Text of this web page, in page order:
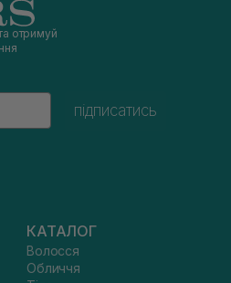
отримуй
підписатись
КАТАЛОГ
Волосся
Обличчя